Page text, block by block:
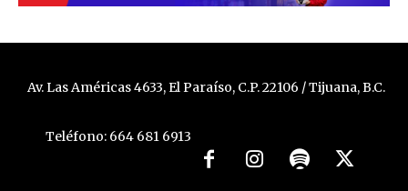
Av. Las Américas 4633, El Paraíso, C.P. 22106 / Tijuana, B.C.
Teléfono: 664 681 6913